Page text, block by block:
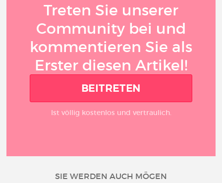
Treten Sie unserer
Community bei und
kommentieren Sie als
Erster diesen Artikel!
BEITRETEN
Ist völlig kostenlos und vertraulich.
SIE WERDEN AUCH MÖGEN